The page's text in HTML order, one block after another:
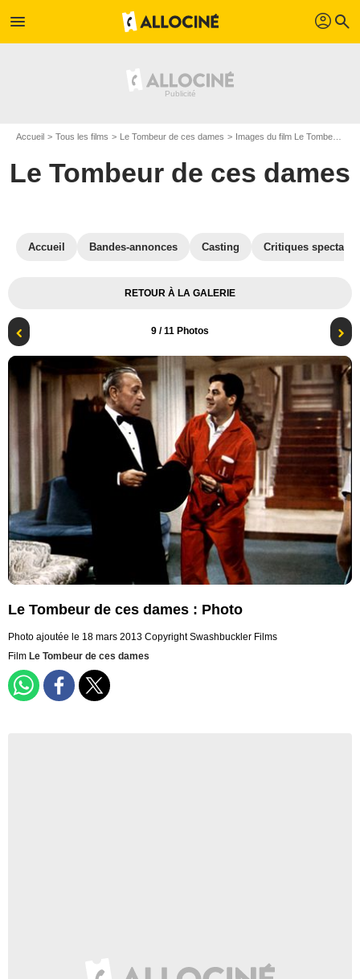
menu profil search
Accueil Tous les films Le Tombeur de ces dames Images du film Le Tombeur de ces dames
Le Tombeur de ces dames
Accueil Bandes-annonces Casting Critiques
RETOUR À LA GALERIE
9 / 11 Photos
Le Tombeur de ces dames : Photo
Photo ajoutée le 18 mars 2013 Copyright Swashbuckler Films
Film Le Tombeur de ces dames